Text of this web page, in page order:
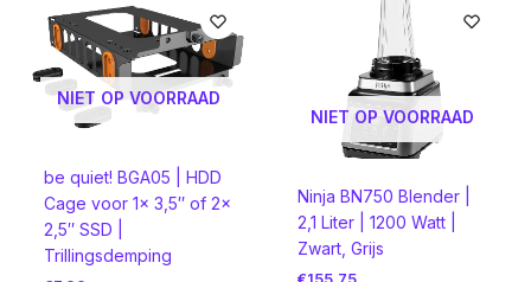
NIET OP VOORRAAD
be quiet! BGA05 | HDD
Cage voor 1x 3,5″ of 2x
2,5″ SSD |
Trillingsdemping
NIET OP VOORRAAD
Ninja BN750 Blender |
2,1 Liter | 1200 Watt |
Zwart, Grijs